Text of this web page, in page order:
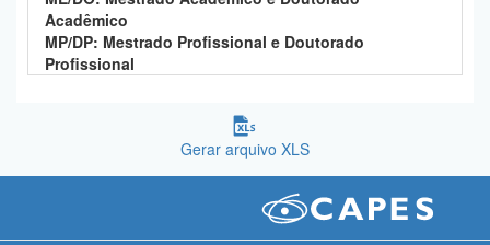
Acadêmico
MP/DP: Mestrado Profissional e Doutorado
Profissional
Gerar arquivo XLS